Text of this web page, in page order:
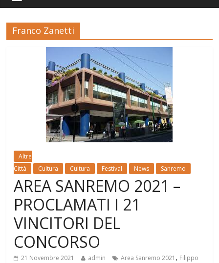
Franco Zanetti
Altre
Città
Cultura Cultura Festival News Sanremo
AREA SANREMO 2021 –
PROCLAMATI I 21
VINCITORI DEL
CONCORSO
21 Novembre 2021 admin Area Sanremo 2021 , Filippo